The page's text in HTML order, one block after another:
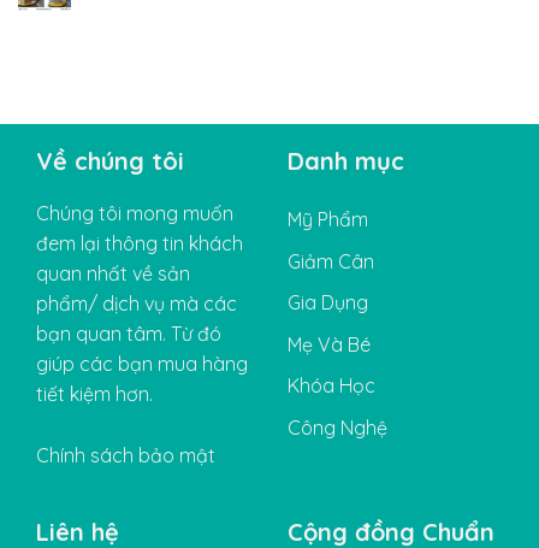
Về chúng tôi
Chúng tôi mong muốn
đem lại thông tin khách
quan nhất về sản
phẩm/ dịch vụ mà các
bạn quan tâm. Từ đó
giúp các bạn mua hàng
tiết kiệm hơn.
Chính sách bảo mật
Danh mục
Mỹ Phẩm
Giảm Cân
Gia Dụng
Mẹ Và Bé
Khóa Học
Công Nghệ
Liên hệ Cộng đồng Chuẩn